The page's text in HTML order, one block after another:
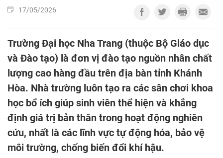
17/05/2026
Trường Đại học Nha Trang (thuộc Bộ Giáo dục
và Đào tạo) là đơn vị đào tạo nguồn nhân chất
lượng cao hàng đầu trên địa bàn tỉnh Khánh
Hòa. Nhà trường luôn tạo ra các sân chơi khoa
học bổ ích giúp sinh viên thể hiện và khẳng
định giá trị bản thân trong hoạt động nghiên
cứu, nhất là các lĩnh vực tự động hóa, bảo vệ
môi trường, chống biến đổi khí hậu.